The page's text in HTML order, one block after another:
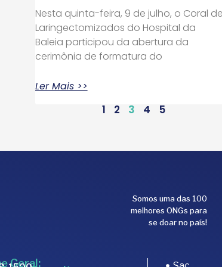
Nesta quinta-feira, 9 de julho, o Coral de
Laringectomizados do Hospital da
Baleia participou da abertura da
cerimônia de formatura do
Ler Mais >>
1 2 3 4 5
Somos uma das 100
melhores ONGs para
se doar no país!
Geral: